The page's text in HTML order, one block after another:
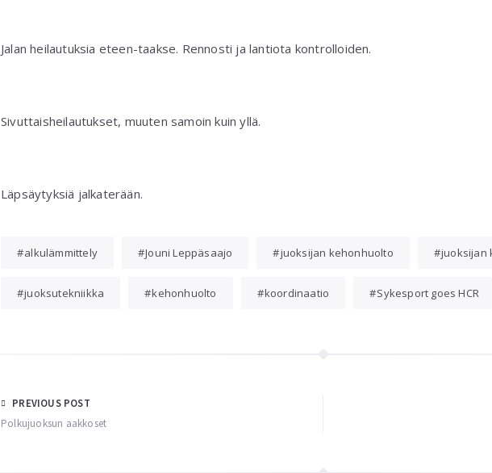
Jalan heilautuksia eteen-taakse. Rennosti ja lantiota kontrolloiden.
Sivuttaisheilautukset, muuten samoin kuin yllä.
Läpsäytyksiä jalkaterään.
alkulämmittely Jouni Leppäsaajo juoksijan kehonhuolto juoksijan
juoksutekniikka kehonhuolto koordinaatio Sykesport goes HCR
Post
navigation
PREVIOUS POST
Polkujuoksun aakkoset